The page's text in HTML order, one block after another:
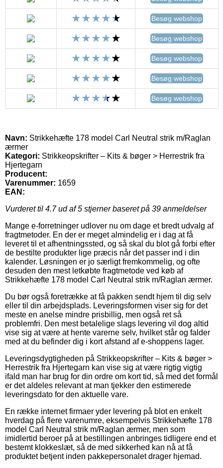
Besøg webshop
Besøg webshop
Besøg webshop
Besøg webshop
Besøg webshop
Navn: Strikkehæfte 178 model Carl Neutral strik m/Raglan
ærmer
Kategori: Strikkeopskrifter – Kits & bøger > Herrestrik fra
Hjertegarn
Producent:
Varenummer: 1659
EAN:
Vurderet til 4.7ud af 5 stjerner baseret på 39 anmeldelser
Mange e-forretninger udlover nu om dage et bredt udvalg af
fragtmetoder. En der er meget almindelig er i dag at få
leveret til et afhentningssted, og så skal du blot gå forbi efter
de bestilte produkter lige præcis når det passer ind i din
kalender. Løsningen er jo særligt fremkommelig, og ofte
desuden den mest letkøbte fragtmetode ved køb af
Strikkehæfte 178 model Carl Neutral strik m/Raglan ærmer.
Du bør også foretrække at få pakken sendt hjem til dig selv
eller til din arbejdsplads. Leveringsformen viser sig for det
meste en anelse mindre prisbillig, men også ret så
problemfri. Den mest betalelige slags levering vil dog altid
vise sig at være at hente varerne selv, hvilket står og falder
med at du befinder dig i kort afstand af e-shoppens lager.
Leveringsdygtigheden på Strikkeopskrifter – Kits & bøger >
Herrestrik fra Hjertegarn kan vise sig at være rigtig vigtig
ifald man har brug for din ordre om kort tid, så med det formål
er det aldeles relevant at man tjekker den estimerede
leveringsdato for den aktuelle vare.
En række internet firmaer yder levering på blot en enkelt
hverdag på flere varenumre, eksempelvis Strikkehæfte 178
model Carl Neutral strik m/Raglan ærmer, men som
imidlertid beroer på at bestillingen anbringes tidligere end et
bestemt klokkeslæt, så de med sikkerhed kan nå at få
produktet betjent inden pakkepersonalet drager hjemad.